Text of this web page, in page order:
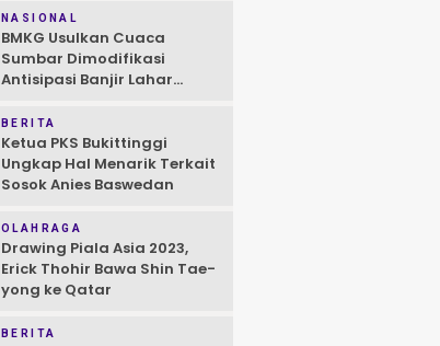
NASIONAL
BMKG Usulkan Cuaca
Sumbar Dimodifikasi
Antisipasi Banjir Lahar
BERITA
Ketua PKS Bukittinggi
Ungkap Hal Menarik Terkait
Sosok Anies Baswedan
OLAHRAGA
Drawing Piala Asia 2023,
Erick Thohir Bawa Shin Tae-
yong ke Qatar
BERITA